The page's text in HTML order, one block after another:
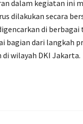
dalam kegiatan ini
dilakukan secara
di
bagian dari langkah
wilayah DKI Jakarta.